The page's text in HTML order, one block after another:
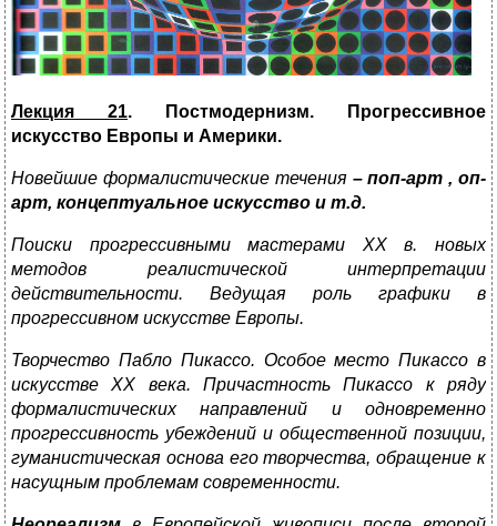
Лекция 21. Постмодернизм. Прогрессивное
искусство Европы и Америки.
Новейшие формалистические течения – поп-арт , оп-
арт, концептуальное искусство и т.д.
Поиски прогрессивными мастерами XXв. новых
методов реалистической интерпретации
действительности. Ведущая роль графики в
прогрессивном искусстве Европы.
Творчество Пабло Пикассо. Особое место Пикассо в
искусстве ХХ века. Причастность Пикассо к ряду
формалистических направлений и одновременно
прогрессивность убеждений и общественной позиции,
гуманистическая основа его творчества, обращение к
насущным проблемам современности.